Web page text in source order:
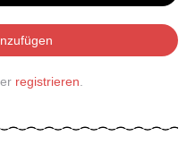
registrieren